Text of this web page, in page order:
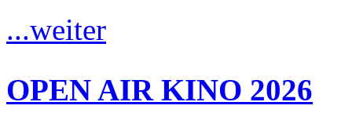
...weiter
OPEN AIR KINO 2026